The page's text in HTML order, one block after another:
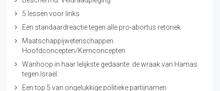
5 lessen voor links
Een standaardreactie tegen alle pro-abortus retoriek
Maatschappijwetenschappen
Hoofdconcepten/Kernconcepten
Wanhoop in haar lelijkste gedaante: de wraak van Hamas
tegen Israël
Een top 5 van ongelukkige politieke partijnamen